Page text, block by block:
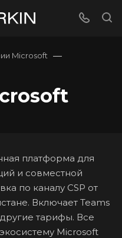
Microsoft —
платформа для
и совместной
по каналу CSP от
Включает Teams
тарифы. Все
Microsoft